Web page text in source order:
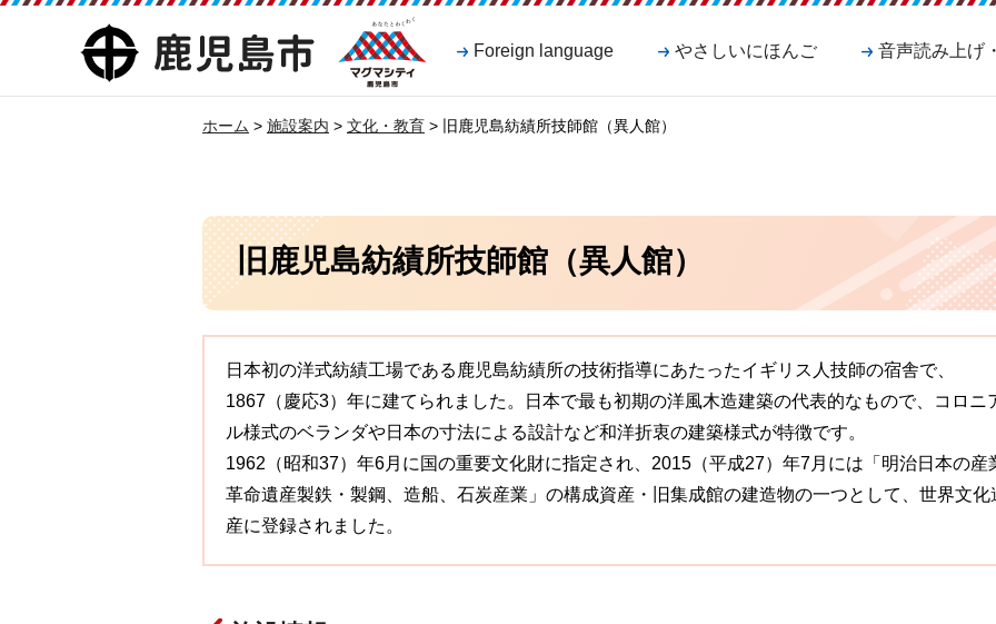
鹿児島市
マグマシティ
鹿児島市
Foreign language やさしいにほんご 音声読み上げ
ホーム > 施設案内 > 文化・教育 > 旧鹿児島紡績所技師館（異人館）
旧鹿児島紡績所技師館（異人館）
日本初の洋式紡績工場である鹿児島紡績所の技術指導にあたったイギリス人技師の宿舎で、
1867（慶応3）年に建てられました。日本で最も初期の洋風木造建築の代表的なもので、コロニ
ル様式のベランダや日本の寸法による設計など和洋折衷の建築様式が特徴です。
1962（昭和37）年6月に国の重要文化財に指定され、2015（平成27）年7月には「明治日本の産
革命遺産製鉄・製鋼、造船、石炭産業」の構成資産・旧集成館の建造物の一つとして、世界文化
産に登録されました。